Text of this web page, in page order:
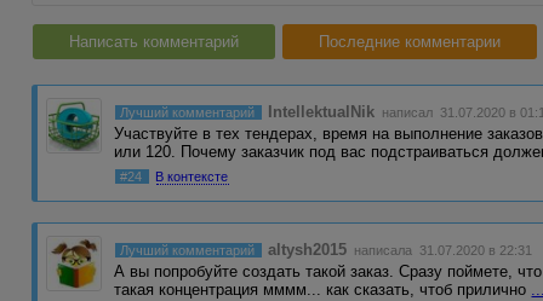
Написать комментарий Последние комментарии
Лучший комментарий IntellektualNik написал 31.07.2020 в
Участвуйте в тех тендерах, время на выполнение
или 120. Почему заказчик под вас подстраиваться
#24 В контексте
Лучший комментарий altysh2015 написала 31.07.2020 в 22:31
А вы попробуйте создать такой заказ. Сразу поймете,
такая концентрация мммм... как сказать, чтоб прилично